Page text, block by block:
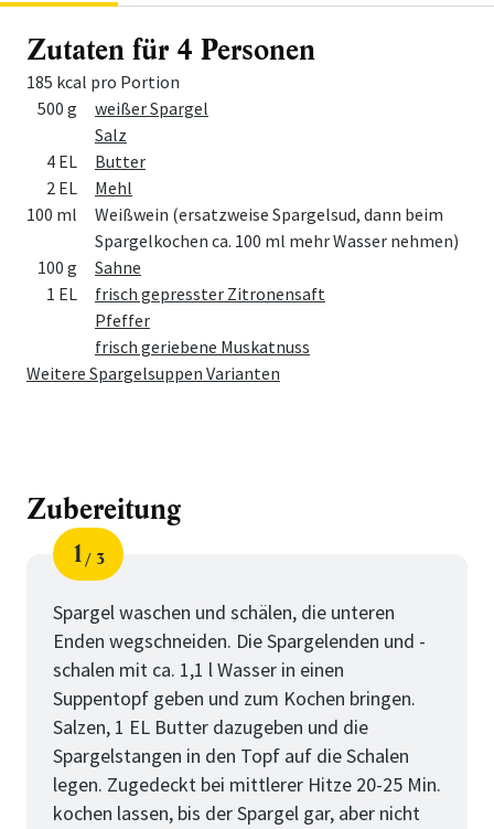
Zutaten für 4 Personen
185 kcal pro Portion
Menge Zutat
500 g
weißer Spargel
Salz
4 EL
Butter
2 EL
Mehl
100 ml
Weißwein (ersatzweise Spargelsud, dann beim
Spargelkochen ca. 100 ml mehr Wasser nehmen)
100 g
Sahne
1 EL
frisch gepresster Zitronensaft
Pfeffer
frisch geriebene Muskatnuss
Weitere Spargelsuppen Varianten
Zubereitung
Schritt
1
von
3
Spargel waschen und schälen, die unteren
Enden wegschneiden. Die Spargelenden und -
schalen mit ca. 1,1 l Wasser in einen
Suppentopf geben und zum Kochen bringen.
Salzen, 1 EL Butter dazugeben und die
Spargelstangen in den Topf auf die Schalen
legen. Zugedeckt bei mittlerer Hitze 20-25 Min.
kochen lassen, bis der Spargel gar, aber nicht